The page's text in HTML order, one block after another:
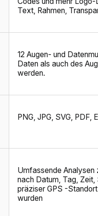
Text, Rahmen,
12 Augen- und
Daten als auch des
werden.
PNG, JPG, SVG, PDF,
Umfassende Analysen
nach Datum, Tag,
präziser GPS -
wurden